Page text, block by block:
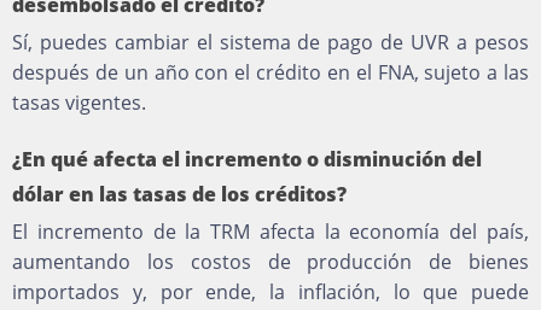
Sí, puedes cambiar el sistema de pago de UVR a pesos
después de un año con el crédito en el FNA, sujeto a las
tasas vigentes.
¿En qué afecta el incremento o disminución del
dólar en las tasas de los créditos?
El incremento de la TRM afecta la economía del país,
aumentando los costos de producción de bienes
importados y, por ende, la inflación, lo que puede